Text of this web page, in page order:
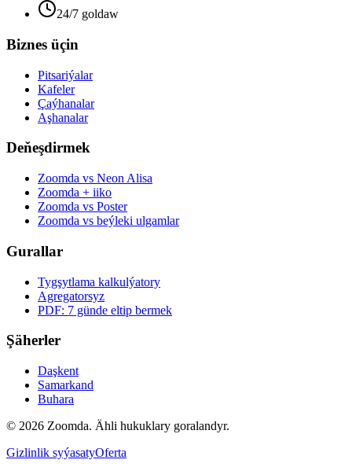
24/7 goldaw
Biznes üçin
Pitsariýalar
Kafeler
Çaýhanalar
Aşhanalar
Deňeşdirmek
Zoomda vs Neon Alisa
Zoomda + iiko
Zoomda vs Poster
Zoomda vs beýleki ulgamlar
Gurallar
Tygşytlama kalkulýatory
Agregatorsyz
PDF: 7 günde eltip bermek
Şäherler
Daşkent
Samarkand
Buhara
© 2026 Zoomda. Ähli hukuklary goralandyr.
Gizlinlik syýasatyOferta